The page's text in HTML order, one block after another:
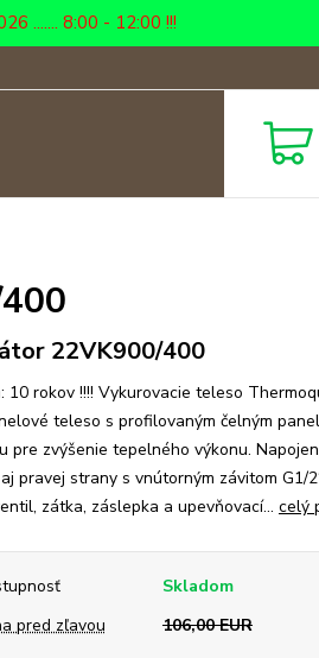
....... 8:00 - 12:00 !!!
22VK900/400
10 rokov !!!! Vykurovacie teleso
teleso s profilovaným čelným
pre zvýšenie tepelného výkonu.
pravej strany s vnútorným závitom G1/
zátka, záslepka a upevňovací... celý
Skladom
pred zľavou
106,00 EUR